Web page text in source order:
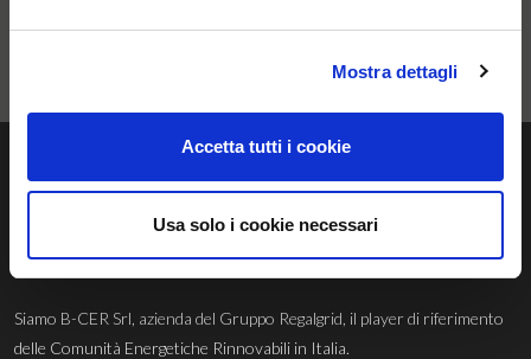
Mostra dettagli
Accetta tutti i cookie
Usa solo i cookie necessari
B-CER Srl
Siamo B-CER Srl, azienda del Gruppo Regalgrid, il player di riferimento
delle Comunità Energetiche Rinnovabili in Italia.